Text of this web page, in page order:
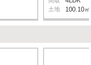
土地 100.10㎡